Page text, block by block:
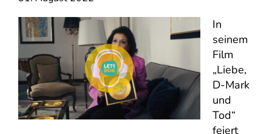
In
seinem
Film
„Liebe,
D-Mark
und
Tod“
feiert